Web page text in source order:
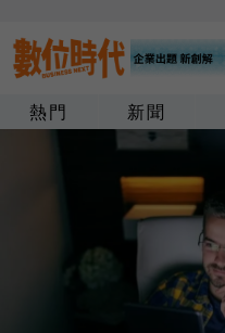
熱門 新聞